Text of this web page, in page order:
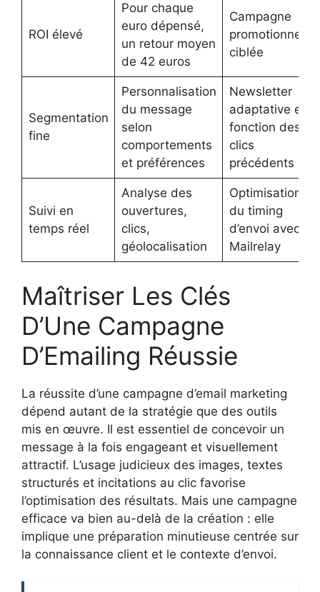
ROI élevé
Pour chaque
euro dépensé,
un retour moyen
de 42 euros
Campagne
promotionnelle
ciblée
Segmentation
fine
Personnalisation
du message
selon
comportements
et préférences
Newsletter
adaptative en
fonction des
clics
précédents
Suivi en
temps réel
Analyse des
ouvertures,
clics,
géolocalisation
Optimisation
du timing
d’envoi avec
Mailrelay
Maîtriser Les Clés
D’Une Campagne
D’Emailing Réussie
La réussite d’une campagne d’email marketing
dépend autant de la stratégie que des outils
mis en œuvre. Il est essentiel de concevoir un
message à la fois engageant et visuellement
attractif. L’usage judicieux des images, textes
structurés et incitations au clic favorise
l’optimisation des résultats. Mais une campagne
efficace va bien au-delà de la création : elle
implique une préparation minutieuse centrée sur
la connaissance client et le contexte d’envoi.